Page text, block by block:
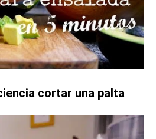
cortar una palta